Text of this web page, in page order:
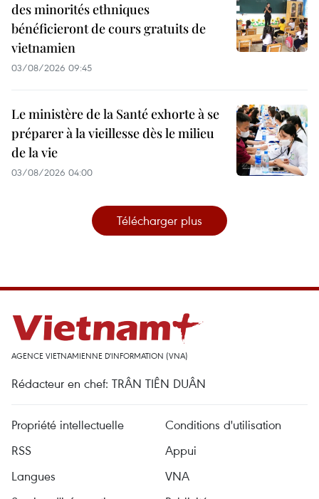
des minorités ethniques
bénéficieront de cours gratuits de
vietnamien
03/08/2026 09:45
Le ministère de la Santé exhorte à se
préparer à la vieillesse dès le milieu
de la vie
03/08/2026 04:00
Télécharger plus
AGENCE VIETNAMIENNE D'INFORMATION (VNA)
Rédacteur en chef: TRÂN TIÊN DUÂN
Propriété intellectuelle
Conditions d'utilisation
RSS
Appui
Langues
VNA